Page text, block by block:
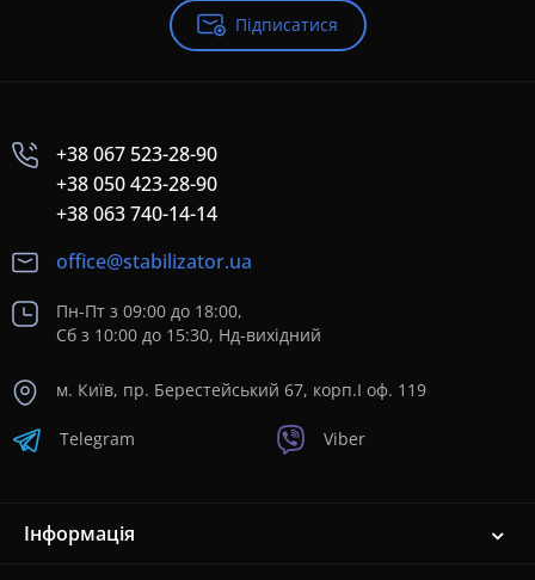
Підписатися
+38 067 523-28-90
+38 050 423-28-90
+38 063 740-14-14
office@stabilizator.ua
Пн-Пт з 09:00 до 18:00,
Сб з 10:00 до 15:30, Нд-вихідний
м. Київ, пр. Берестейський 67, корп.I оф. 119
Telegram Viber
Інформація